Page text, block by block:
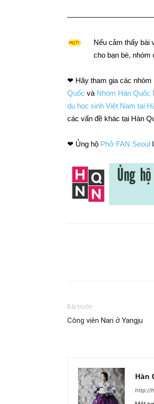
Nếu cảm thấy bài
cho bạn bè, nhóm
❤ Hãy tham gia các nhóm
Quốc và Nhóm Hàn Quốc
du học sinh Việt Nam tại
các vấn đề khác tại Hàn
❤ Ủng hộ Phở FAN Seoul
Bài trước
Công viên Nari ở Yangju
Hàn
http://